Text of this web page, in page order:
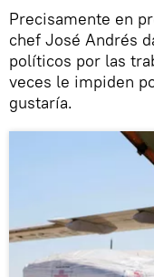
Precisamente en
chef José Andrés
políticos por las
veces le impiden
gustaría.